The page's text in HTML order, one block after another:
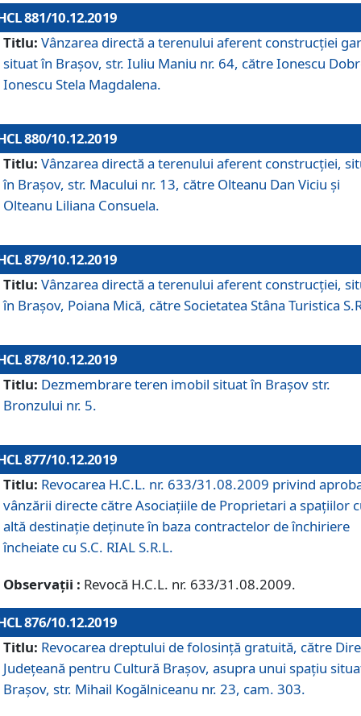
881/10.12.2019
Titlu: Vânzarea directă a terenului aferent construcției
situat în Brașov, str. Iuliu Maniu nr. 64, către Ionescu
Ionescu Stela Magdalena.
880/10.12.2019
Titlu: Vânzarea directă a terenului aferent construcției,
în Brașov, str. Macului nr. 13, către Olteanu Dan Viciu și
Olteanu Liliana Consuela.
879/10.12.2019
Titlu: Vânzarea directă a terenului aferent construcției,
în Brașov, Poiana Mică, către Societatea Stâna Turistica
878/10.12.2019
Titlu: Dezmembrare teren imobil situat în Brașov str.
Bronzului nr. 5.
877/10.12.2019
Titlu: Revocarea H.C.L. nr. 633/31.08.2009 privind
vânzării directe către Asociațiile de Proprietari a spațiilor
altă destinație deținute în baza contractelor de închiriere
încheiate cu S.C. RIAL S.R.L.
Observații : Revocă H.C.L. nr. 633/31.08.2009.
876/10.12.2019
Titlu: Revocarea dreptului de folosinţă gratuită, către
Judeţeană pentru Cultură Braşov, asupra unui spaţiu
Braşov, str. Mihail Kogălniceanu nr. 23, cam. 303.